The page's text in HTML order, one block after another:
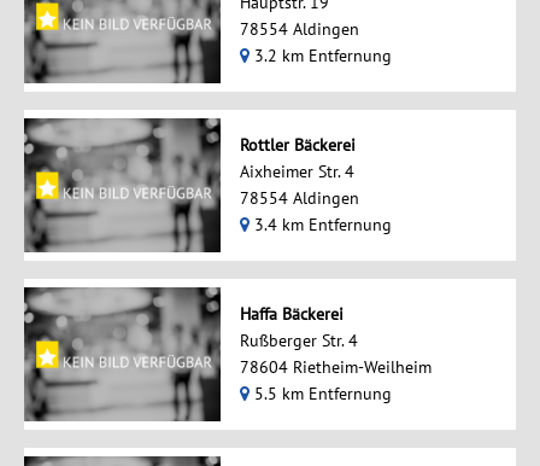
78554 Aldingen
3.2 km Entfernung
Rottler Bäckerei
Aixheimer Str. 4
78554 Aldingen
3.4 km Entfernung
Haffa Bäckerei
Rußberger Str. 4
78604 Rietheim-Weilheim
5.5 km Entfernung